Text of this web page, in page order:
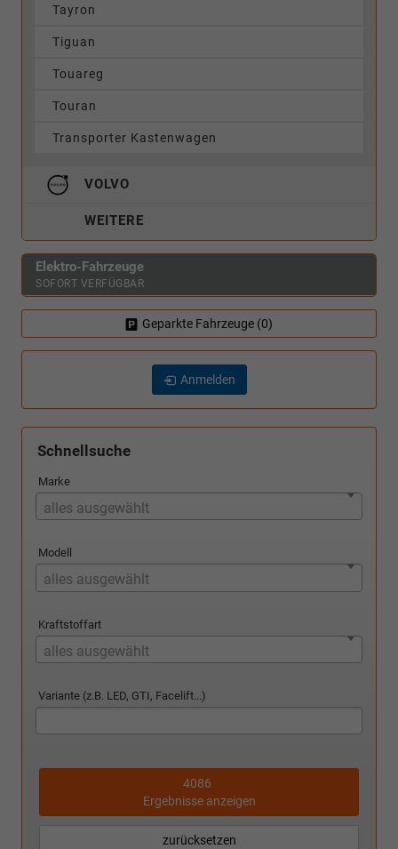
Tayron
Tiguan
Touareg
Touran
Transporter Kastenwagen
VOLVO
WEITERE
Elektro-Fahrzeuge
SOFORT VERFÜGBAR
Geparkte Fahrzeuge (0)
Anmelden
Schnellsuche
Marke
alles ausgewählt
Modell
alles ausgewählt
Kraftstoffart
alles ausgewählt
Variante (z.B. LED, GTI, Facelift...)
4086
Ergebnisse anzeigen
zurücksetzen